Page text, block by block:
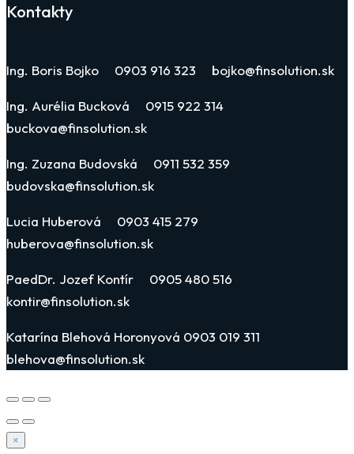
Kontakty
Ing. Boris Bojko 0903 916 323 bojko@finsolution.sk
Ing. Aurélia Bucková 0915 922 314
buckova@finsolution.sk
Ing. Zuzana Budovská 0911 532 359
budovska@finsolution.sk
Lucia Huberová 0903 415 279
huberova@finsolution.sk
PaedDr. Jozef Kontír 0905 480 516
kontir@finsolution.sk
Katarína Blehová Horonyová 0903 019 311
blehova@finsolution.sk
×